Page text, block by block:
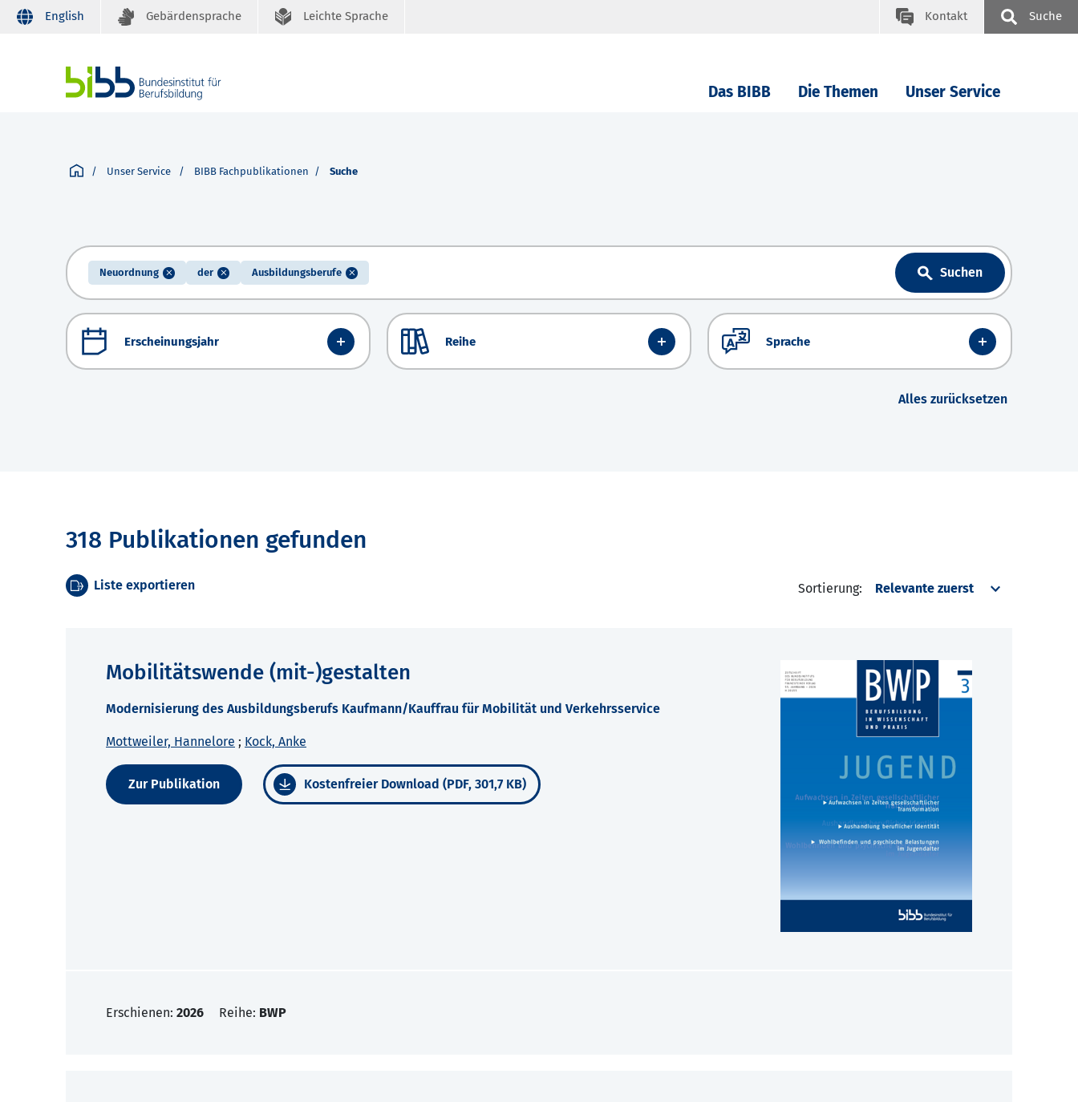
English Gebärdensprache Leichte Sprache Kontakt Suche
Das BIBB Die Themen Unser Service
Unser Service BIBB Fachpublikationen Suche
Neuordnung der Ausbildungsberufe Suchen
Erscheinungsjahr Reihe Sprache
Alles zurücksetzen
318 Publikationen gefunden
Liste exportieren Sortierung:
Mobilitätswende (mit-)gestalten
Modernisierung des Ausbildungsberufs Kaufmann/Kauffrau für Mobilität und Verkehrsservice
Mottweiler, Hannelore ; Kock, Anke
Zur Publikation Kostenfreier Download (PDF, 301,7 KB)
Erschienen: 2026 Reihe: BWP